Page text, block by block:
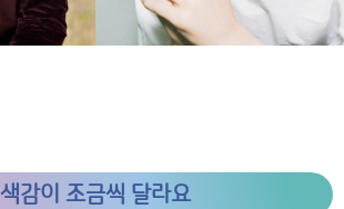
색감이 조금씩 달라요